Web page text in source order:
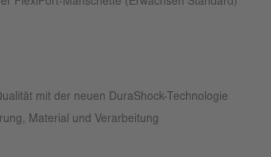
FlexiPort-Manschette (Erwachsen Standard)
mit der neuen DuraShock-Technologie
Material und Verarbeitung